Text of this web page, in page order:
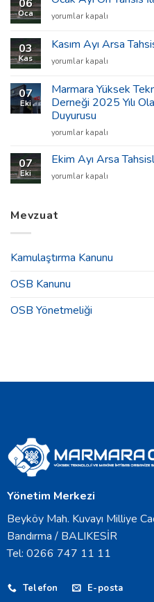
Tahsisleri
İlanı
06
Oca
Ocak
Ön
Tahsis
İlanı
yorumlar kapalı
03
Kas
Kasım Ayı Arsa
Kasım
Arsa
Tahsisleri
İlanı
için
yorumlar kapalı
07
Eki
Marmara Yüksek
Derneği 2025 Yılı
Duyurusu
Marmara
Teknoloji
Makine
2025
Kurul
Duyurusu
yorumlar kapalı
07
Eki
Ekim Ayı Arsa
Ekim
Tahsisleri
yorumlar kapalı
Mevzuat
Kamulaştırma Kanunu
OSB Kanunu
OSB Yönetmeliği
Yönetim Merkezi
Beyköy Mah. Kuvayı Milliye
Bandırma / BALIKESİR
Tel: 0266 747 11 11
Telefon E-posta